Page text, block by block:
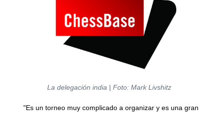
La delegación india | Foto: Mark Livshitz
"Es un torneo muy complicado a organizar y es una gran